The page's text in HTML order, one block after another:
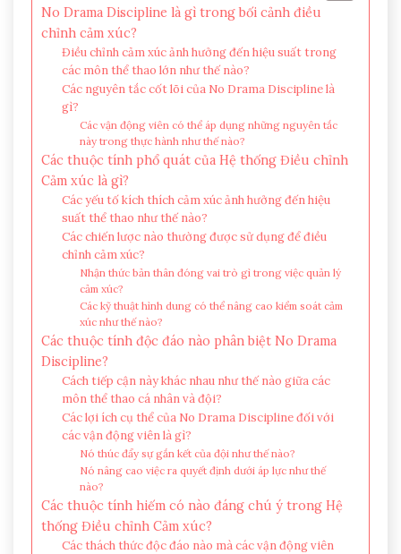
No Drama Discipline là gì trong bối cảnh điều
chỉnh cảm xúc?
Điều chỉnh cảm xúc ảnh hưởng đến hiệu suất trong
các môn thể thao lớn như thế nào?
Các nguyên tắc cốt lõi của No Drama Discipline là
gì?
Các vận động viên có thể áp dụng những nguyên tắc
này trong thực hành như thế nào?
Các thuộc tính phổ quát của Hệ thống Điều chỉnh
Cảm xúc là gì?
Các yếu tố kích thích cảm xúc ảnh hưởng đến hiệu
suất thể thao như thế nào?
Các chiến lược nào thường được sử dụng để điều
chỉnh cảm xúc?
Nhận thức bản thân đóng vai trò gì trong việc quản lý
cảm xúc?
Các kỹ thuật hình dung có thể nâng cao kiểm soát cảm
xúc như thế nào?
Các thuộc tính độc đáo nào phân biệt No Drama
Discipline?
Cách tiếp cận này khác nhau như thế nào giữa các
môn thể thao cá nhân và đội?
Các lợi ích cụ thể của No Drama Discipline đối với
các vận động viên là gì?
Nó thúc đẩy sự gắn kết của đội như thế nào?
Nó nâng cao việc ra quyết định dưới áp lực như thế
nào?
Các thuộc tính hiếm có nào đáng chú ý trong Hệ
thống Điều chỉnh Cảm xúc?
Các thách thức độc đáo nào mà các vận động viên